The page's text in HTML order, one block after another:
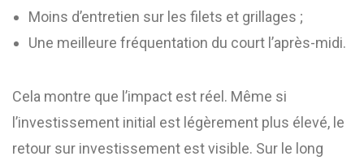
Moins d’entretien sur les filets et grillages ;
Une meilleure fréquentation du court l’après-midi.
Cela montre que l’impact est réel. Même si
l’investissement initial est légèrement plus élevé, le
retour sur investissement est visible. Sur le long